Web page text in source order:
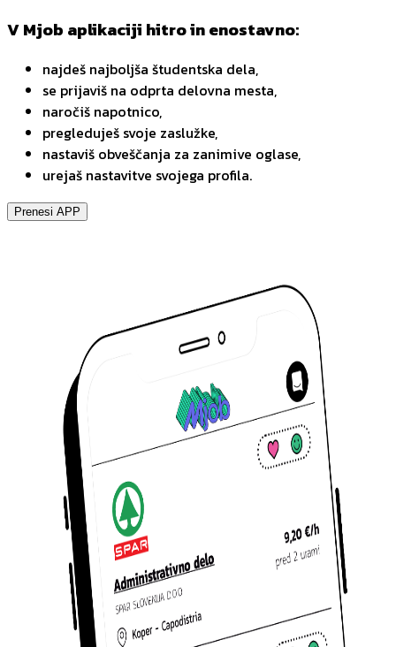
V Mjob aplikaciji hitro in enostavno:
najdeš najboljša študentska dela,
se prijaviš na odprta delovna mesta,
naročiš napotnico,
pregleduješ svoje zaslužke,
nastaviš obveščanja za zanimive oglase,
urejaš nastavitve svojega profila.
Prenesi APP